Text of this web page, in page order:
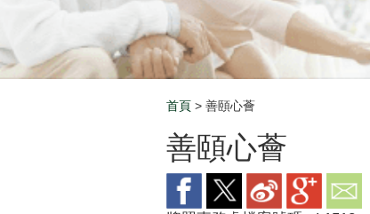
Breadcrumb
首頁 > 善頤心薈
善頤心薈